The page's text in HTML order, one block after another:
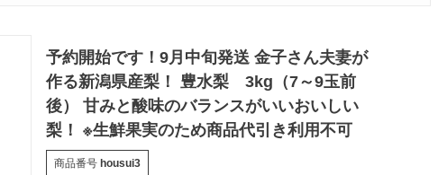
予約開始です！9月中旬発送 金子さん夫妻が
作る新潟県産梨！ 豊水梨 3kg（7～9玉前
後） 甘みと酸味のバランスがいいおいしい
梨！ ※生鮮果実のため商品代引き利用不可
商品番号 housui3